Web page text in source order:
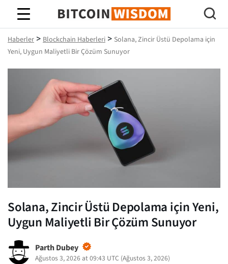
Bitcoin Bilgeliği
Haberler > Blockchain Haberleri > Solana, Zincir Üstü Depolama için
Yeni, Uygun Maliyetli Bir Çözüm Sunuyor
Solana, Zincir Üstü Depolama için Yeni,
Uygun Maliyetli Bir Çözüm Sunuyor
Parth Dubey
Ağustos 3, 2026 at 09:43 UTC (Ağustos 3, 2026)